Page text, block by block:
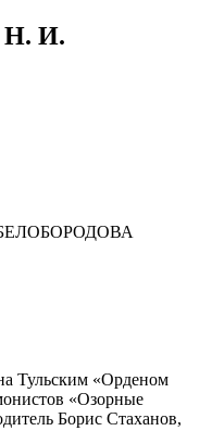
Н. И.
Тульским «Орденом
«Озорные
Борис Стаханов,